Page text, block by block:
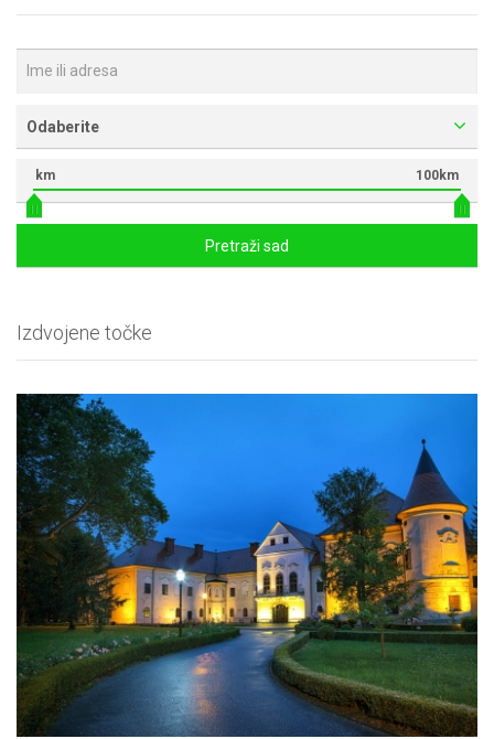
Odaberite
km 100km
Pretraži sad
Izdvojene točke